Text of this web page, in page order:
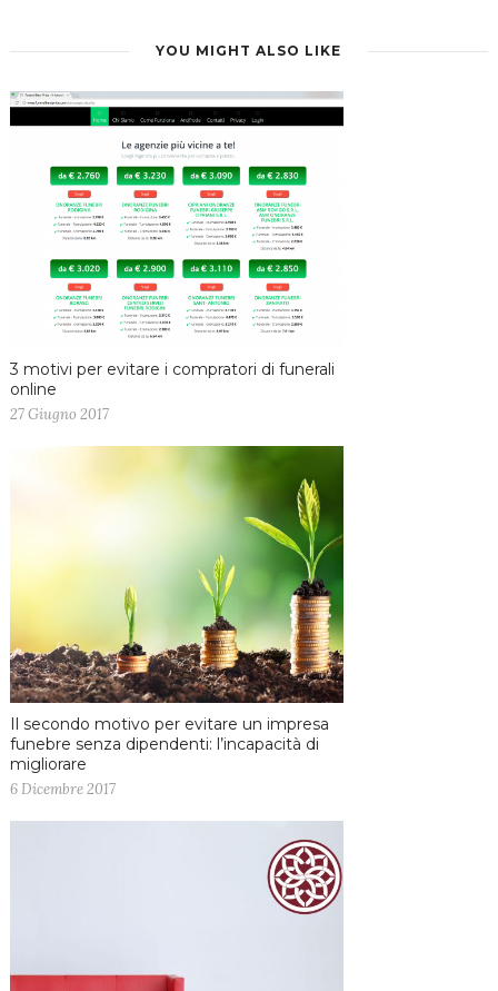
YOU MIGHT ALSO LIKE
3 motivi per evitare i compratori di funerali
online
27 Giugno 2017
Il secondo motivo per evitare un impresa
funebre senza dipendenti: l’incapacità di
migliorare
6 Dicembre 2017